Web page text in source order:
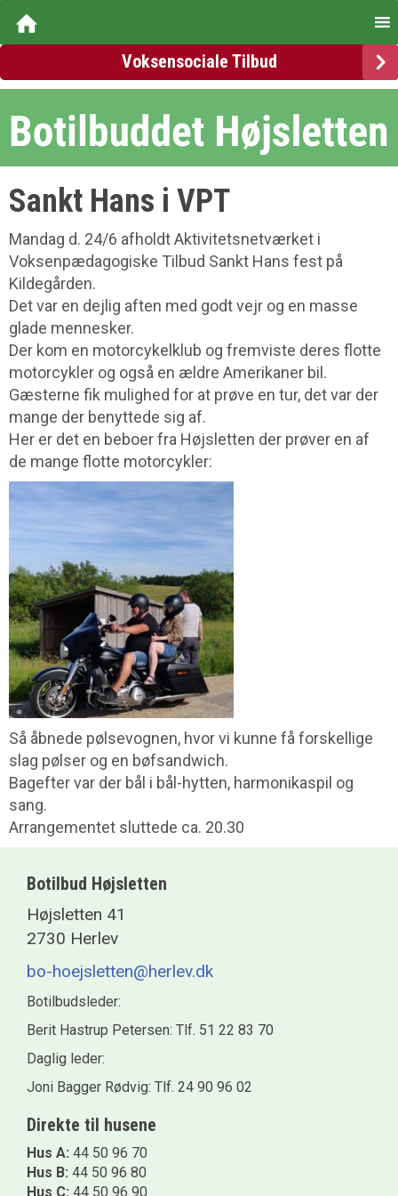
Voksensociale Tilbud
Sankt Hans i VPT
Mandag d. 24/6 afholdt Aktivitetsnetværket i
Voksenpædagogiske Tilbud Sankt Hans fest på
Kildegården.
Det var en dejlig aften med godt vejr og en masse
glade mennesker.
Der kom en motorcykelklub og fremviste deres flotte
motorcykler og også en ældre Amerikaner bil.
Gæsterne fik mulighed for at prøve en tur, det var der
mange der benyttede sig af.
Her er det en beboer fra Højsletten der prøver en af
de mange flotte motorcykler:
Så åbnede pølsevognen, hvor vi kunne få forskellige
slag pølser og en bøfsandwich.
Bagefter var der bål i bål-hytten, harmonikaspil og
sang.
Arrangementet sluttede ca. 20.30
Botilbud Højsletten
Højsletten 41
2730 Herlev
bo-hoejsletten@herlev.dk
Botilbudsleder:
Berit Hastrup Petersen: Tlf. 51 22 83 70
Daglig leder:
Joni Bagger Rødvig: Tlf. 24 90 96 02
Direkte til husene
Hus A: 44 50 96 70
Hus B: 44 50 96 80
Hus C: 44 50 96 90